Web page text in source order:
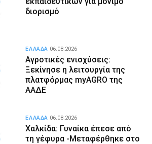
διορισμό
Αγροτικές ενισχύσεις:
Ξεκίνησε η λειτουργία της
πλατφόρμας myAGRO της
ΑΑΔΕ
ΕΛΛΑΔΑ 06.08.2026
Χαλκίδα: Γυναίκα έπεσε από
τη γέφυρα -Μεταφέρθηκε στο
ΕΛΛΑΔΑ 06.08.2026